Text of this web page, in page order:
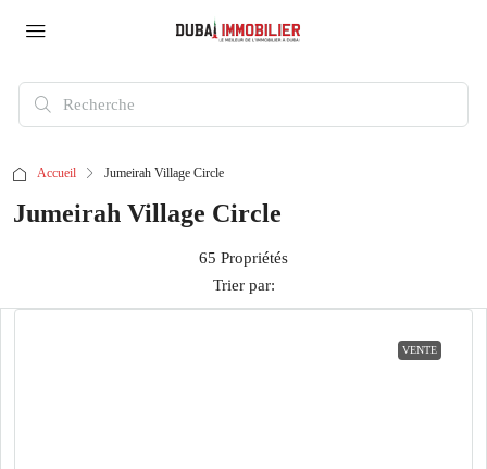
Accueil Jumeirah Village Circle
Jumeirah Village Circle
65 Propriétés
Trier par:
VENTE